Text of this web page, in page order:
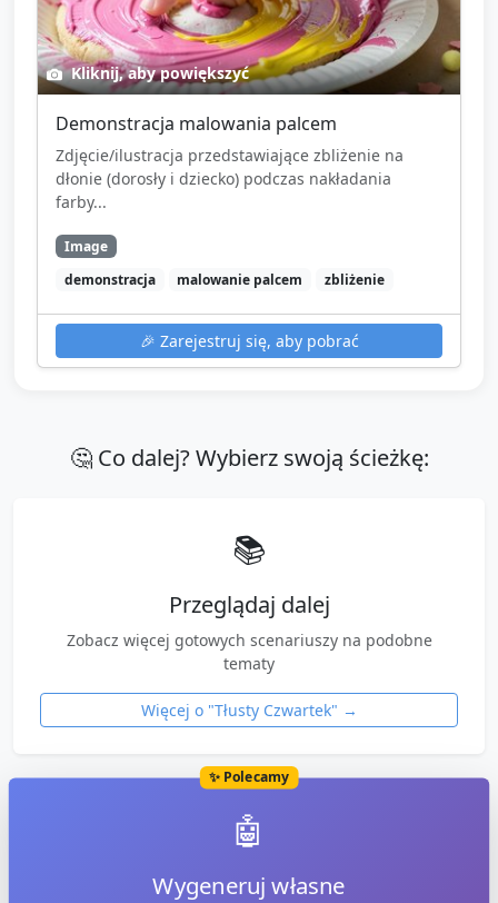
Kliknij, aby powiększyć
Demonstracja malowania palcem
Zdjęcie/ilustracja przedstawiające zbliżenie na
dłonie (dorosły i dziecko) podczas nakładania
farby...
Image
demonstracja
malowanie palcem zbliżenie
🎉 Zarejestruj się, aby pobrać
🤔 Co dalej? Wybierz swoją ścieżkę:
📚
Przeglądaj dalej
Zobacz więcej gotowych scenariuszy na podobne
tematy
Więcej o "Tłusty Czwartek" →
✨ Polecamy
🤖
Wygeneruj własne